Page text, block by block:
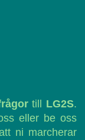
till LG2S.
eller be oss
ni marcherar